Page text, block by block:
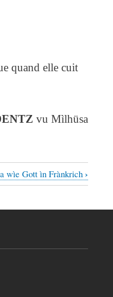
quand elle cuit
vu Mìlhüsa
wìe Gott ìn Frànkrich ›